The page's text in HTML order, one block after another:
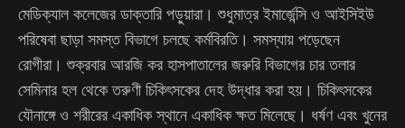
মেডিক্যাল কলেজের ডাক্তারি পড়ুয়ারা। শুধুমাত্র ইমার্জেন্সি ও আইসিইউ
পরিষেবা ছাড়া সমস্ত বিভাগে চলছে কর্মবিরতি। সমস্যায় পড়েছেন
রোগীরা। শুক্রবার আরজি কর হাসপাতালের জরুরি বিভাগের চার তলার
সেমিনার হল থেকে তরুণী চিকিৎসকের দেহ উদ্ধার করা হয়। চিকিৎসকের
যৌনাঙ্গে ও শরীরের একাধিক স্থানে একাধিক ক্ষত মিলেছে। ধর্ষণ এবং খুনের